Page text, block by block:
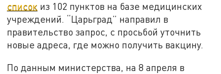
список из 102 пунктов на базе медицинских
учреждений. “Царьград” направил в
правительство запрос, с просьбой уточнить
новые адреса, где можно получить вакцину.
По данным министерства, на 8 апреля в